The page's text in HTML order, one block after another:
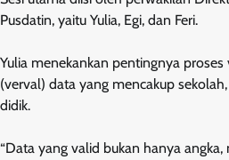
Pusdatin, yaitu Yulia, Egi, dan Feri.
Yulia menekankan pentingnya proses
(verval) data yang mencakup
didik.
“Data yang valid bukan hanya